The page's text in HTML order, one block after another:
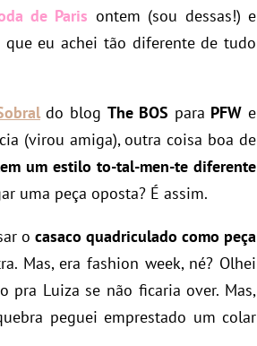
de Paris ontem (sou dessas!) e
eu achei tão diferente de tudo
do blog The BOS para PFWe
(virou amiga), outra coisa boa de
um estilo to-tal-men-te diferente
uma peça oposta? É assim.
o casaco quadriculado como peça
Mas, era fashion week, né? Olhei
pra Luiza se não ficaria over. Mas,
peguei emprestado um colar